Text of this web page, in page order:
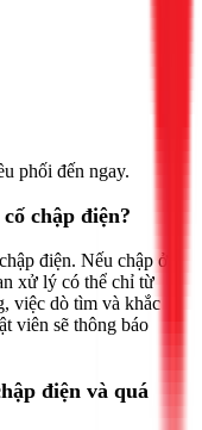
phối đến ngay.
chập điện?
điện. Nếu chập ở
xử lý có thể chỉ từ
việc dò tìm và khắc
viên sẽ thông báo
điện và quá